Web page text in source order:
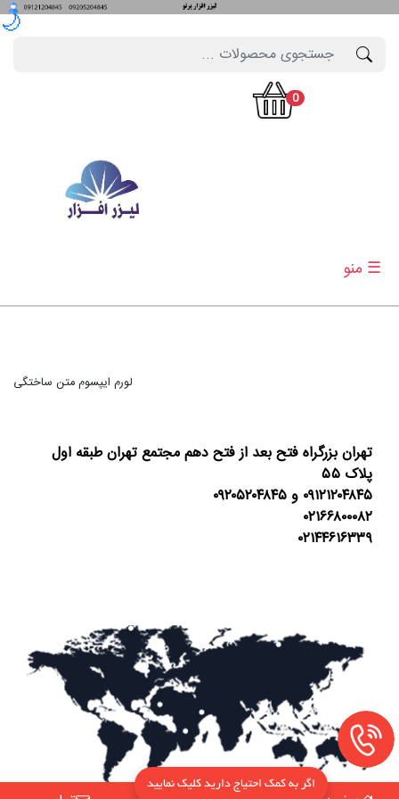
🌙
0
☰ منو
لورم ایپسوم متن ساختگی
تهران بزرگراه فتح بعد از فتح دهم مجتمع تهران طبقه اول
پلاک ۵۵
۰۹۱۲۱۲۰۴۸۴۵ و ۰۹۲۰۵۲۰۴۸۴۵
۰۲۱۶۶۸۰۰۰۸۲
۰۲۱۴۴۶۱۶۳۳۹
اگر به کمک احتیاج دارید کلیک نمایید